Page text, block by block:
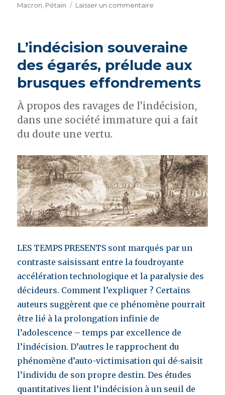
Macron, Pétain Laisser un commentaire
:
généraux
qui
dérangent
L’indécision souveraine
des égarés, prélude aux
brusques effondrements
À propos des ravages de l’indécision,
dans une société immature qui a fait
du doute une vertu.
LES TEMPS PRESENTS sont marqués par un
contraste saisissant entre la foudroyante
accélération technologique et la paralysie des
décideurs. Comment l’expliquer ? Certains
auteurs suggèrent que ce phénomène pourrait
être lié à la prolongation infinie de
l’adolescence – temps par excellence de
l’indécision. D’autres le rapprochent du
phénomène d’auto-victimisation qui dé-saisit
l’individu de son propre destin. Des études
quantitatives lient l’indécision à un seuil de